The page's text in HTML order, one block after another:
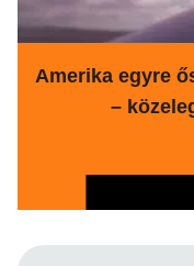
Amerika egyre
–